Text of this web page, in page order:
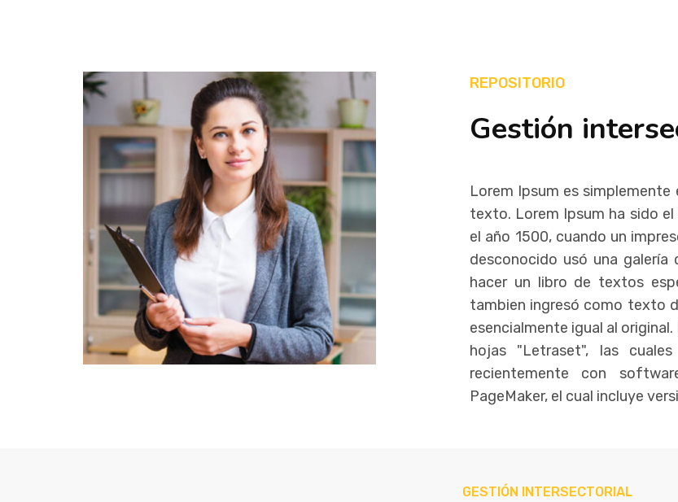
REPOSITORIO
Gestión
Lorem Ipsum es
texto. Lorem Ipsum ha sido
el año 1500, cuando un
desconocido usó una
hacer un libro de textos
tambien ingresó como texto
esencialmente igual al
hojas "Letraset", las
recientemente con
PageMaker, el cual incluye
GESTIÓN INTERSECTORIAL